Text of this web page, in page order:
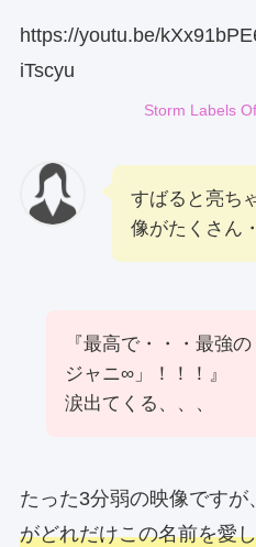
https://youtu.be/
iTscyu
Storm Labels
すばると亮ち
像がたくさん
『最高で・・・最強
ジャニ∞」！！！』
涙出てくる、、、
たった3分弱の映像ですが、
がどれだけこの名前を愛